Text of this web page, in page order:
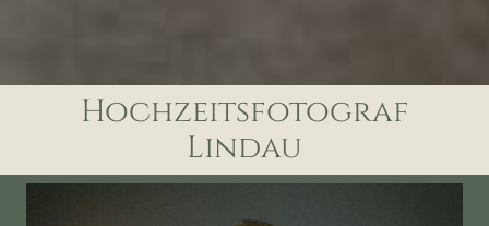
Hochzeitsfotograf
Lindau